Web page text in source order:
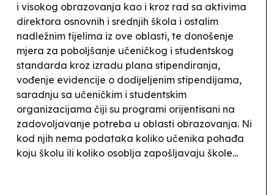
i visokog obrazovanja kao i kroz rad sa aktivima
direktora osnovnih i srednjih škola i ostalim
nadležnim tijelima iz ove oblasti, te donošenje
mjera za poboljšanje učeničkog i studentskog
standarda kroz izradu plana stipendiranja,
vođenje evidencije o dodijeljenim stipendijama,
saradnju sa učeničkim i studentskim
organizacijama čiji su programi orijentisani na
zadovoljavanje potreba u oblasti obrazovanja. Ni
kod njih nema podataka koliko učenika pohađa
koju školu ili koliko osoblja zapošljavaju škole...